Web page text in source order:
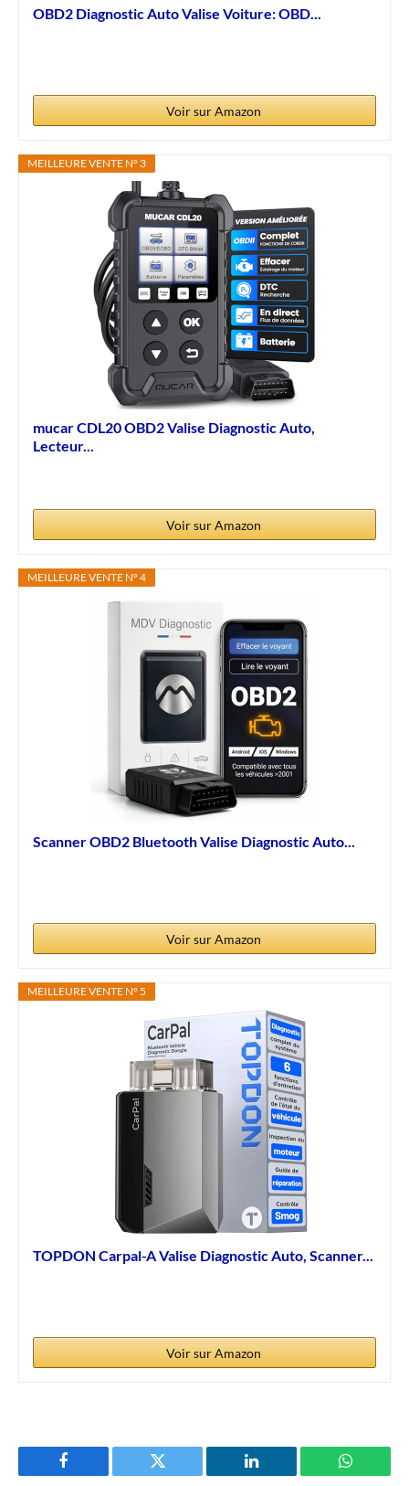
OBD2 Diagnostic Auto Valise Voiture: OBD...
Voir sur Amazon
MEILLEURE VENTE N° 3
mucar CDL20 OBD2 Valise Diagnostic Auto,
Lecteur...
Voir sur Amazon
MEILLEURE VENTE N° 4
Scanner OBD2 Bluetooth Valise Diagnostic Auto...
Voir sur Amazon
MEILLEURE VENTE N° 5
TOPDON Carpal-A Valise Diagnostic Auto, Scanner...
Voir sur Amazon
Facebook Twitter LinkedIn